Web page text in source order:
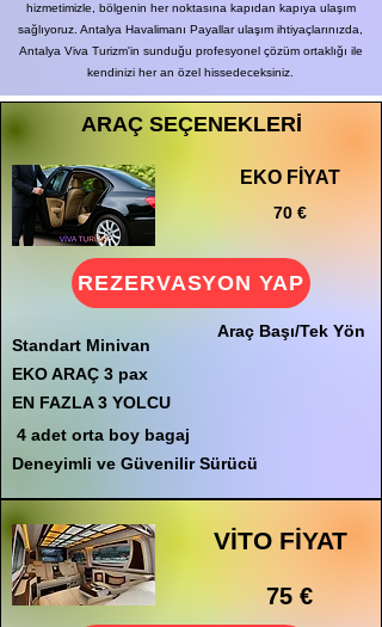
hizmetimizle, bölgenin her noktasına kapıdan kapıya ulaşım
sağlıyoruz. Antalya Havalimanı Payallar ulaşım ihtiyaçlarınızda,
Antalya Viva Turizm'in sunduğu profesyonel çözüm ortaklığı ile
kendinizi her an özel hissedeceksiniz.
ARAÇ SEÇENEKLERİ
EKO FİYAT
70 €
REZERVASYON YAP
Standart Minivan
Araç Başı/Tek Yön
EKO ARAÇ 3 pax
EN FAZLA 3 YOLCU
4 adet orta boy bagaj
Deneyimli ve Güvenilir Sürücü
VİTO FİYAT
75 €